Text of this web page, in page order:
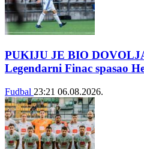
PUKIJU JE BIO
Legendarni Finac spasao
Fudbal 23:21 06.08.2026.